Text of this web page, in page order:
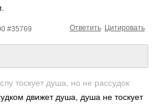
#35769 Цитировать
Ответить
тоскует душа, но не рассудок
движет душа, душа не тоскует